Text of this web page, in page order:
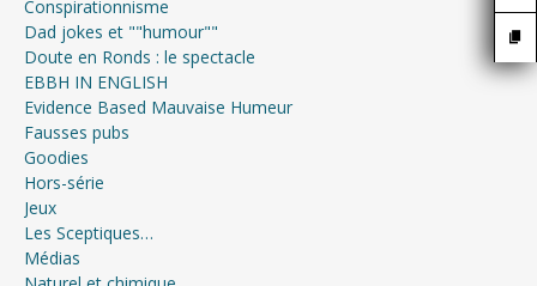
Conspirationnisme
Dad jokes et ""humour""
Doute en Ronds : le spectacle
EBBH IN ENGLISH
Evidence Based Mauvaise Humeur
Fausses pubs
Goodies
Hors-série
Jeux
Les Sceptiques…
Médias